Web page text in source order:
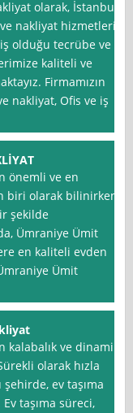
olarak, İstanbul
nakliyat hizmetleri
olduğu tecrübe ve
kaliteli ve
Firmamızın
nakliyat, Ofis ve iş
önemli ve en
biri olarak bilinirken,
şekilde
Ümraniye Ümit
en kaliteli evden
Ümit
kalabalık ve dinamik
olarak hızla
ev taşıma
taşıma süreci,